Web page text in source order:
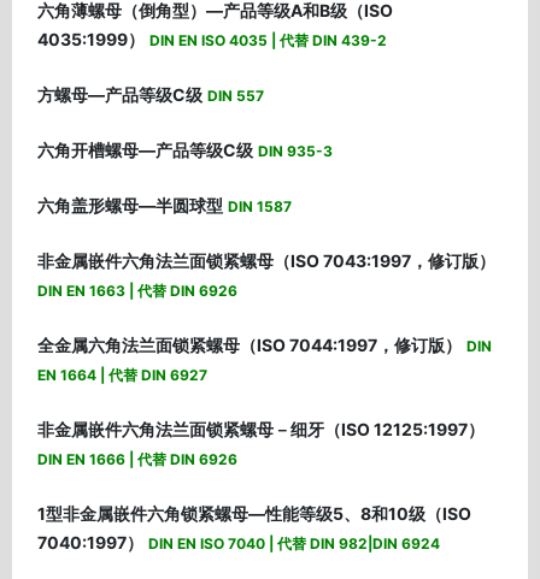
六角薄螺母（倒角型）—产品等级A和B级（ISO
4035:1999）
DIN EN ISO 4035 | 代替 DIN 439-2
方螺母—产品等级C级 DIN 557
六角开槽螺母—产品等级C级 DIN 935-3
六角盖形螺母—半圆球型 DIN 1587
非金属嵌件六角法兰面锁紧螺母（ISO 7043:1997，修订版）
DIN EN 1663 | 代替 DIN 6926
全金属六角法兰面锁紧螺母（ISO 7044:1997，修订版）
DIN
EN 1664 | 代替 DIN 6927
非金属嵌件六角法兰面锁紧螺母－细牙（ISO 12125:1997）
DIN EN 1666 | 代替 DIN 6926
1型非金属嵌件六角锁紧螺母—性能等级5、8和10级（ISO
7040:1997）
DIN EN ISO 7040 | 代替 DIN 982|DIN 6924